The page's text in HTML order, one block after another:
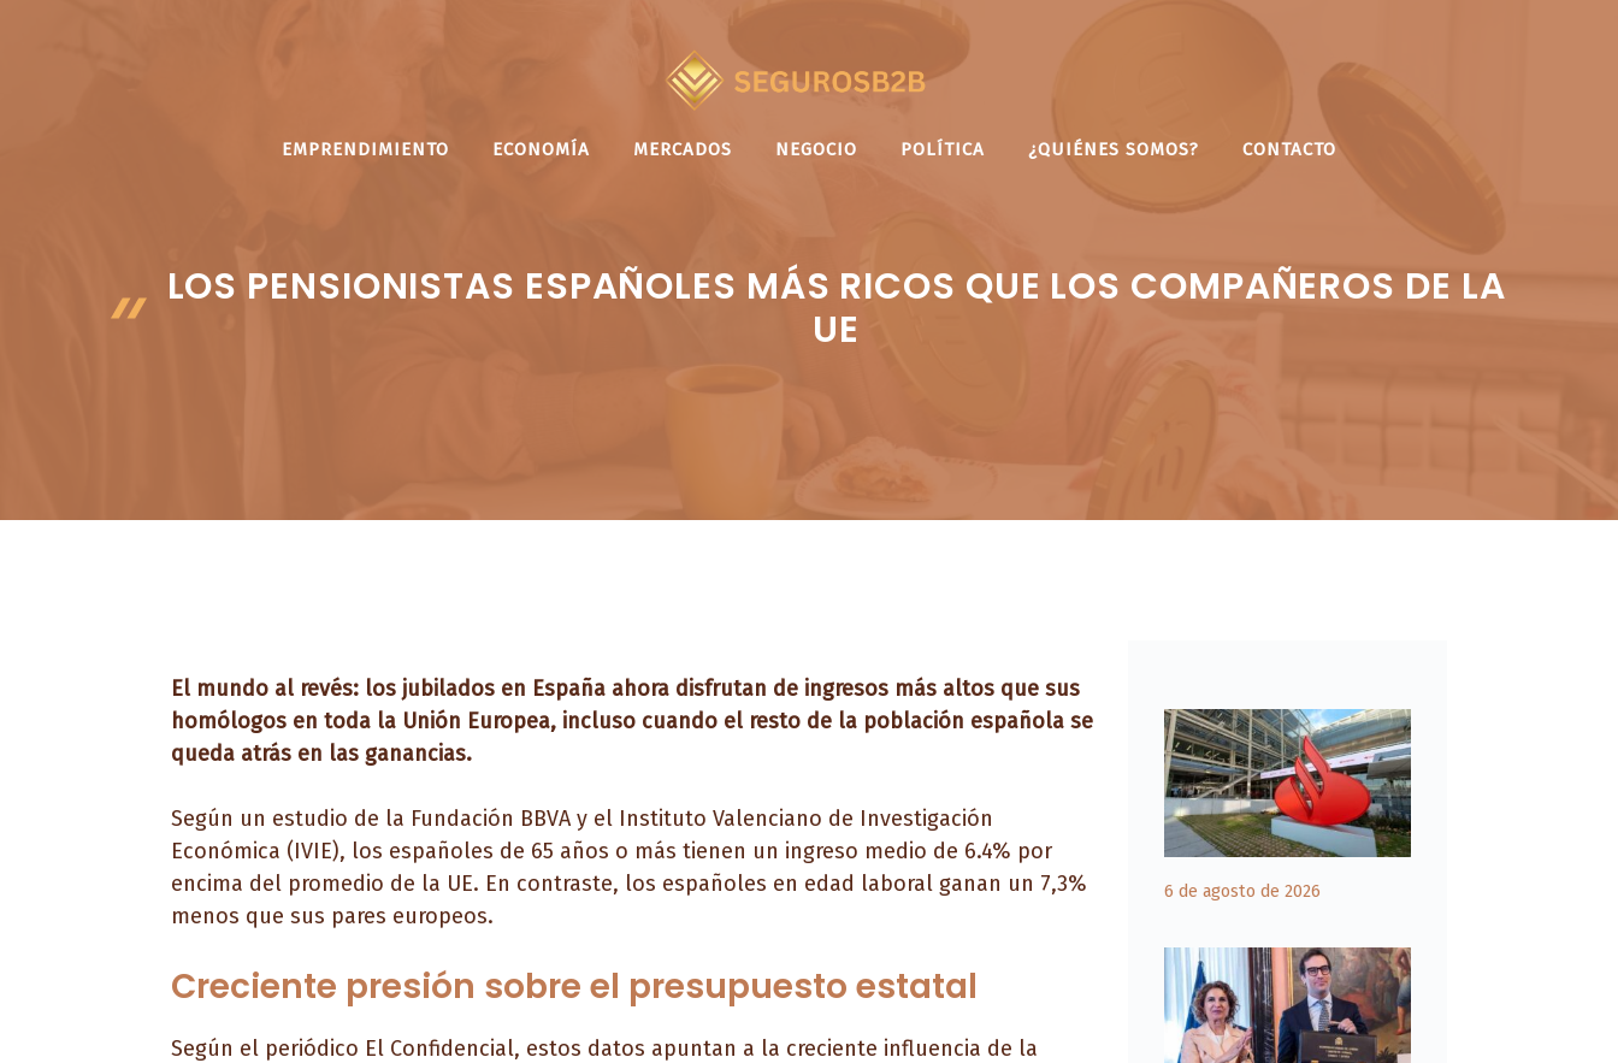
EMPRENDIMIENTO ECONOMÍA MERCADOS NEGOCIO POLÍTICA ¿QUIÉNES SOMOS? CONTACTO
LOS PENSIONISTAS ESPAÑOLES MÁS RICOS QUE LOS COMPAÑEROS DE LA
UE
El mundo al revés: los jubilados en España ahora disfrutan de ingresos más altos que sus
homólogos en toda la Unión Europea, incluso cuando el resto de la población española se
queda atrás en las ganancias.
Según un estudio de la Fundación BBVA y el Instituto Valenciano de Investigación
Económica (IVIE), los españoles de 65 años o más tienen un ingreso medio de 6.4% por
encima del promedio de la UE. En contraste, los españoles en edad laboral ganan un 7,3%
menos que sus pares europeos.
Creciente presión sobre el presupuesto estatal
Según el periódico El Confidencial, estos datos apuntan a la creciente influencia de la
6 de agosto de 2026